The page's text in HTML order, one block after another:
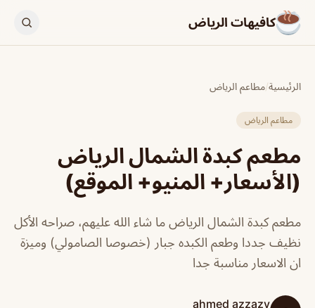
كافيهات الرياض
الرئيسية/مطاعم الرياض
مطاعم الرياض
مطعم كبدة الشمال الرياض
(الأسعار+ المنيو+ الموقع)
مطعم كبدة الشمال الرياض ما شاء الله عليهم، صراحه الأكل
نظيف جددا وطعم الكبده جبار (خصوصا الصامولي) وميزة
ان الاسعار مناسبة جدا
ahmed azzazy